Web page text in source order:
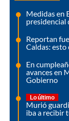
Medidas en
presidencial
Reportan
Caldas: esto
En
avances en
Gobierno
Lo último
Murió
iba a recibir